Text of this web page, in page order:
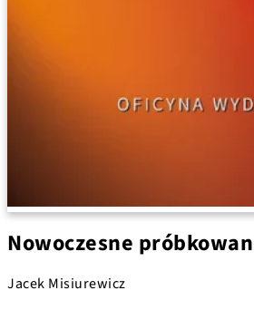
Nowoczesne
Jacek Misiurewicz